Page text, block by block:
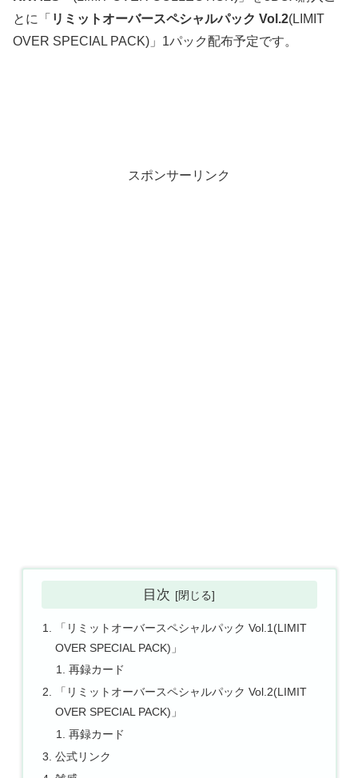
とに「 リミットオーバースペシャルパック Vol.2(LIMIT
OVER SPECIAL PACK)」1パック配布予定です。
スポンサーリンク
目次
「リミットオーバースペシャルパック Vol.1(LIMIT
OVER SPECIAL PACK)」
再録カード
「リミットオーバースペシャルパック Vol.2(LIMIT
OVER SPECIAL PACK)」
再録カード
公式リンク